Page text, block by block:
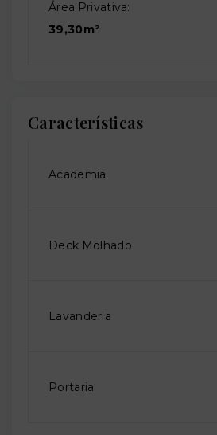
Área Privativa:
39,30m²
Características
Academia
Deck Molhado
Lavanderia
Portaria